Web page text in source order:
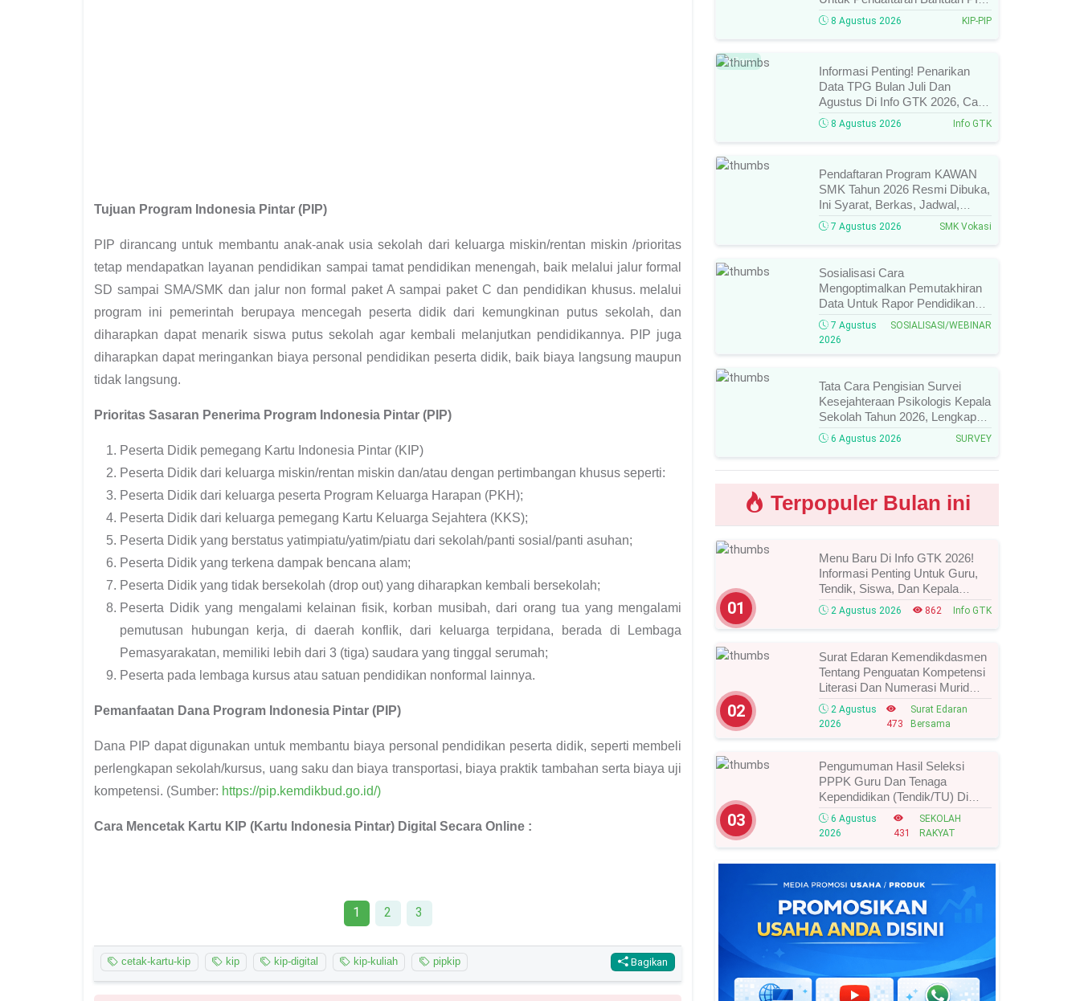
Tujuan Program Indonesia Pintar (PIP)
PIP dirancang untuk membantu anak-anak usia sekolah dari keluarga miskin/rentan miskin /prioritas
tetap mendapatkan layanan pendidikan sampai tamat pendidikan menengah, baik melalui jalur formal
SD sampai SMA/SMK dan jalur non formal paket A sampai paket C dan pendidikan khusus. melalui
program ini pemerintah berupaya mencegah peserta didik dari kemungkinan putus sekolah, dan
diharapkan dapat menarik siswa putus sekolah agar kembali melanjutkan pendidikannya. PIP juga
diharapkan dapat meringankan biaya personal pendidikan peserta didik, baik biaya langsung maupun
tidak langsung.
Prioritas Sasaran Penerima Program Indonesia Pintar (PIP)
Peserta Didik pemegang Kartu Indonesia Pintar (KIP)
Peserta Didik dari keluarga miskin/rentan miskin dan/atau dengan pertimbangan khusus seperti:
Peserta Didik dari keluarga peserta Program Keluarga Harapan (PKH);
Peserta Didik dari keluarga pemegang Kartu Keluarga Sejahtera (KKS);
Peserta Didik yang berstatus yatimpiatu/yatim/piatu dari sekolah/panti sosial/panti asuhan;
Peserta Didik yang terkena dampak bencana alam;
Peserta Didik yang tidak bersekolah (drop out) yang diharapkan kembali bersekolah;
Peserta Didik yang mengalami kelainan fisik, korban musibah, dari orang tua yang mengalami
pemutusan hubungan kerja, di daerah konflik, dari keluarga terpidana, berada di Lembaga
Pemasyarakatan, memiliki lebih dari 3 (tiga) saudara yang tinggal serumah;
Peserta pada lembaga kursus atau satuan pendidikan nonformal lainnya.
Pemanfaatan Dana Program Indonesia Pintar (PIP)
Dana PIP dapat digunakan untuk membantu biaya personal pendidikan peserta didik, seperti membeli
perlengkapan sekolah/kursus, uang saku dan biaya transportasi, biaya praktik tambahan serta biaya uji
kompetensi. (Sumber: https://pip.kemdikbud.go.id/)
Cara Mencetak Kartu KIP (Kartu Indonesia Pintar) Digital Secara Online :
1 2 3
cetak-kartu-kip kip kip-digital kip-kuliah pipkip Bagikan
Tahun 2026/2027, Ini Cara Cek
Dan Syarat Perubahan Desil!
8 Agustus 2026 KIP-PIP
Baru
Informasi Penting! Penarikan
Data TPG Bulan Juli Dan
Agustus Di Info GTK 2026, Catat
Tanggalnya! SKTP Belum Terbit
Januari–Juni, Ini Prosesnya!
8 Agustus 2026 Info GTK
Pendaftaran Program KAWAN
SMK Tahun 2026 Resmi Dibuka,
Ini Syarat, Berkas, Jadwal,
Batas Waktu, Dan Cara
Pendaftarannya!
7 Agustus 2026 SMK Vokasi
Sosialisasi Cara
Mengoptimalkan Pemutakhiran
Data Untuk Rapor Pendidikan
Tahun 2026, Ini Jadwal, Materi,
Narasumber, Dan Link
7 Agustus
2026
SOSIALISASI/WEBINAR
Tata Cara Pengisian Survei
Kesejahteraan Psikologis Kepala
Sekolah Tahun 2026, Lengkap
Link Resmi, Jadwal, Panduan,
Dan Hal Yang Wajib
Diperhatikan!
6 Agustus 2026 SURVEY
Terpopuler Bulan ini
01
Menu Baru Di Info GTK 2026!
Informasi Penting Untuk Guru,
Tendik, Siswa, Dan Kepala
Sekolah, Segera Cek Ini Batas
Waktunya!
2 Agustus 2026 862 Info GTK
02
Surat Edaran Kemendikdasmen
Tentang Penguatan Kompetensi
Literasi Dan Numerasi Murid
Tahun 2026, Ini Strategi Dan
Alurnya
2 Agustus
2026
473
Surat Edaran
Bersama
03
Pengumuman Hasil Seleksi
PPPK Guru Dan Tenaga
Kependidikan (Tendik/TU) Di
Sekolah Rakyat Tahun 2026
Lingkungan Kementerian Sosial
6 Agustus
2026
431
SEKOLAH
RAKYAT